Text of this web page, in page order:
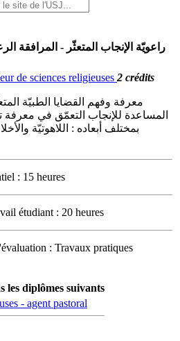
راعويّة الإنجاب المتعثّر - المرافقة
de sciences religieuses 2 crédits
معرفة وفهم القضايا الطبيّة
المساعدة للإنجاب ‌التعمّق في معرفة
بمختلف أبعاده : اللاهوتيّة
: 15 heures
étudiant : 20 heures
: Travaux pratiques
les diplômes suivants
- agent pastoral